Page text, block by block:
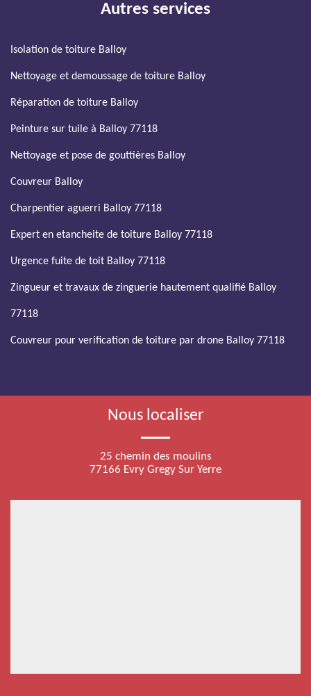
Autres services
Isolation de toiture Balloy
Nettoyage et demoussage de toiture Balloy
Réparation de toiture Balloy
Peinture sur tuile à Balloy 77118
Nettoyage et pose de gouttières Balloy
Couvreur Balloy
Charpentier aguerri Balloy 77118
Expert en etancheite de toiture Balloy 77118
Urgence fuite de toit Balloy 77118
Zingueur et travaux de zinguerie hautement qualifié Balloy
77118
Couvreur pour verification de toiture par drone Balloy 77118
Nous localiser
25 chemin des moulins
77166 Evry Gregy Sur Yerre